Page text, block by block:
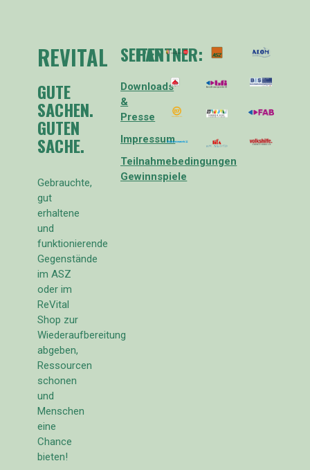
REVITAL
GUTE
SACHEN.
GUTEN
SACHE.
Gebrauchte,
gut
erhaltene
und
funktionierende
Gegenstände
im ASZ
oder im
ReVital
Shop zur
Wiederaufbereitung
abgeben,
Ressourcen
schonen
und
Menschen
eine
Chance
bieten!
SEITEN
Downloads
&
Presse
Impressum
Teilnahmebedingungen
Gewinnspiele
PARTNER: